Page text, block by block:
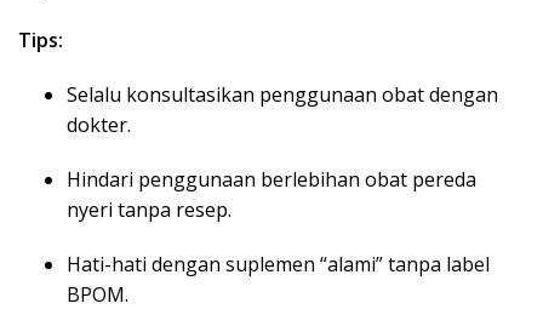
Tips:
Selalu konsultasikan penggunaan obat dengan
dokter.
Hindari penggunaan berlebihan obat pereda
nyeri tanpa resep.
Hati-hati dengan suplemen “alami” tanpa label
BPOM.